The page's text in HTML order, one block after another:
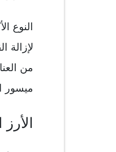
النوع
لإزالة
من
ميسور